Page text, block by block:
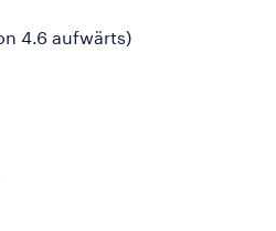
4.6 aufwärts)